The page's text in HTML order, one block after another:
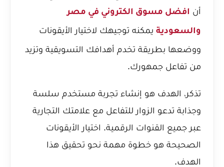
أن افضل مسوق الكتروني في مصر
والسعودية يمكنه توجيهك لاختيار الأيقونات
ووضعها بطريقة تخدم أهدافك التسويقية وتزيد
من تفاعل جمهورك.
تذكر، الهدف هو إنشاء تجربة مستخدم سلسة
وجذابة تدعو الزوار للتفاعل مع علامتك التجارية
عبر جميع القنوات الرقمية. اختيار الأيقونات
الصحيحة هو خطوة مهمة نحو تحقيق هذا
الهدف.